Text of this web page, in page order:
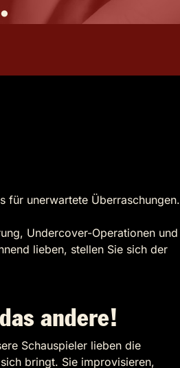
für unerwartete Überraschungen.
Undercover-Operationen und
lieben, stellen Sie sich der
andere!
Schauspieler lieben die
bringt. Sie improvisieren,